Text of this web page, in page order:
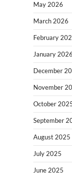
May 2026
March 2026
February
January 2026
December
November
October
September
August 2025
July 2025
June 2025